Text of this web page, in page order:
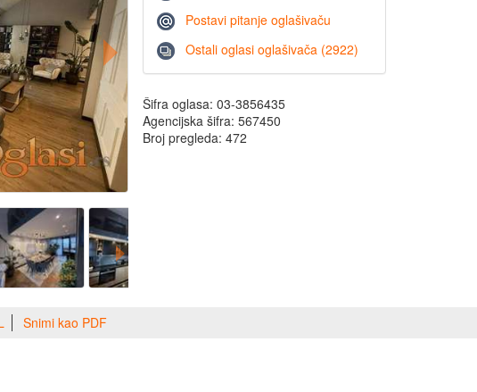
Postavi pitanje oglašivaču
Ostali oglasi oglašivača (2922)
Šifra oglasa: 03-3856435
Agencijska šifra: 567450
Broj pregleda: 472
Snimi kao PDF